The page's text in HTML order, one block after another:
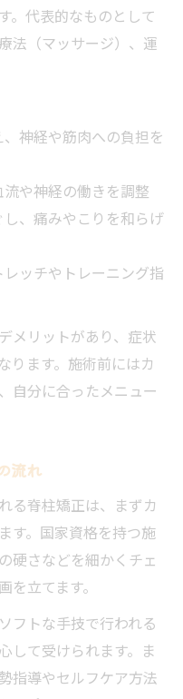
。代表的なものとして
法（マッサージ）、運
神経や筋肉への負担を
や神経の働きを調整
、痛みやこりを和らげ
ッチやトレーニング指
メリットがあり、症状
ります。施術前にはカ
自分に合ったメニュー
流れ
る脊柱矯正は、まずカ
す。国家資格を持つ施
硬さなどを細かくチェ
立てます。
フトな手技で行われる
して受けられます。ま
指導やセルフケア方法